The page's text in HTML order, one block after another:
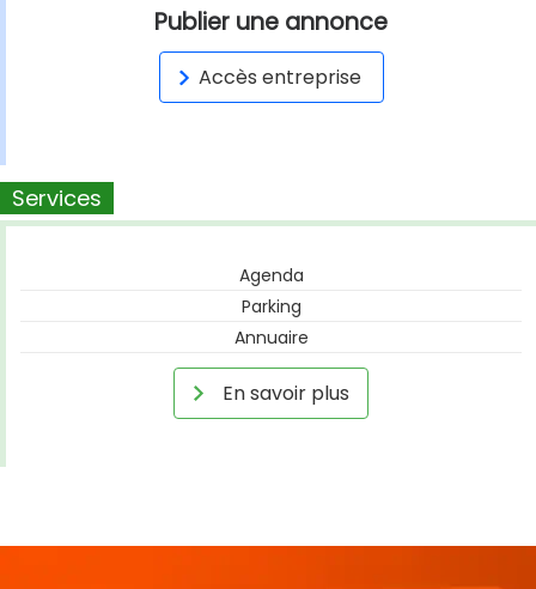
Publier une annonce
Accès entreprise
Services
Agenda
Parking
Annuaire
En savoir plus